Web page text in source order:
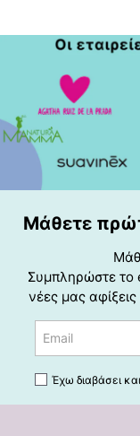
Μάθετε
Συμπληρώστε το
νέες μας
Έχω διαβάσει